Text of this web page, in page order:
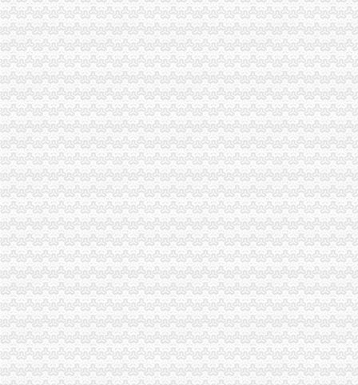
渝中局重庆税务注销朝天门所查获20余万元侵权厨电
总局重庆税务注销外资局曹马陵局长一行来渝调研外资工作
央视“焦点新闻播报”重庆公司注销报道渝中局突击查处“楼中店”涉嫌售案
城口局重庆分公司注销食品安全百日整行动初显成效
江津局重庆分公司注销建立四项机制加食品添加监管
酉局重庆公司注销城南所查获一批过期食品
忠县局重庆税务注销官坝所查处一起销售过期食品添加案
南川局东城所查获“三无”重庆分公司注销食品添加110袋
渝北局行政约谈沃尔玛超市重庆公司注销指出五点问题
全市重庆营业执照注销工商系统商标印制单位专项执法检查成效明显
市重庆分公司注销局被评为2010年度全市政务公开信息公开工作先进单位
总局外资局在渝召开部分省市重庆代办公司外资企业登记管理工作座谈会
市局召开“流通环节食品安全监管”重庆分公司注销新闻发布会
4月份我市手机、重庆分公司注销餐馆服务、皮鞋投诉位居前三
2011年“五一”重庆税务注销期间消费者申诉举报咨询处理况综述
酉局积加“五一”重庆营业执照注销节日市场监管